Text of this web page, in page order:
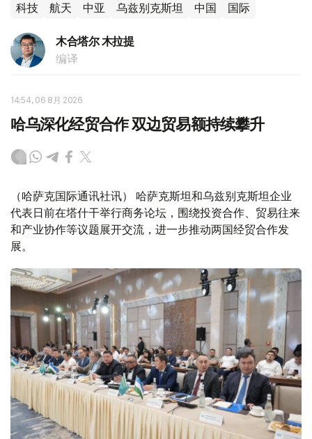
科技 航天 中亚 乌兹别克斯坦 中国 国际
木合塔尔 木拉提
编译
14:54, 06 8月 2026
哈乌深化经贸合作 双边贸易额持续攀升
（哈萨克国际通讯社讯） 哈萨克斯坦和乌兹别克斯坦企业
代表日前在塔什干举行商务论坛，围绕投资合作、贸易往来
和产业协作等议题展开交流，进一步推动两国经贸合作发
展。